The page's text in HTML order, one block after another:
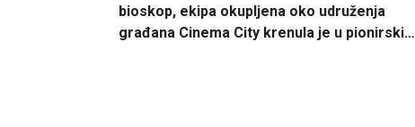
bioskop, ekipa okupljena oko udruženja
građana Cinema City krenula je u pionirski…